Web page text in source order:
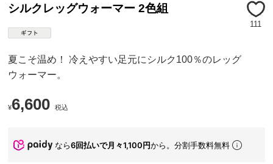
シルクレッグウォーマー 2色組
111
夏こそ温め！ 冷えやすい足元にシルク100％のレッグ
ウォーマー。
¥6,600 税込
なら6回払いで月々1,100円から。分割手数料無料